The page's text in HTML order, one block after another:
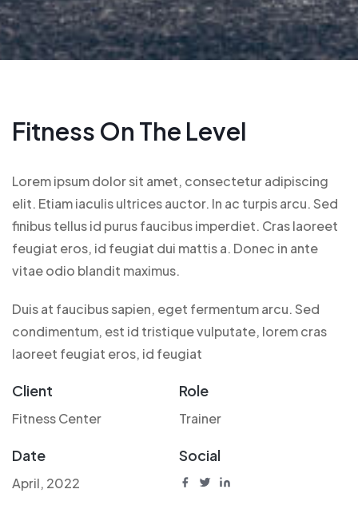
Fitness On The Level
Lorem ipsum dolor sit amet, consectetur adipiscing
elit. Etiam iaculis ultrices auctor. In ac turpis arcu. Sed
finibus tellus id purus faucibus imperdiet. Cras laoreet
feugiat eros, id feugiat dui mattis a. Donec in ante
vitae odio blandit maximus.
Duis at faucibus sapien, eget fermentum arcu. Sed
condimentum, est id tristique vulputate, lorem cras
laoreet feugiat eros, id feugiat
Client
Fitness Center
Role
Trainer
Date
April, 2022
Social